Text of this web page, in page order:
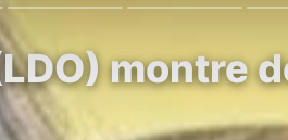
montre